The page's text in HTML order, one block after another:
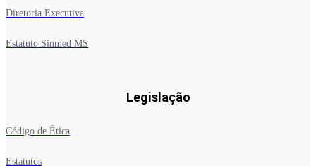
Diretoria Executiva
Estatuto Sinmed MS
Legislação
Código de Ética
Estatutos